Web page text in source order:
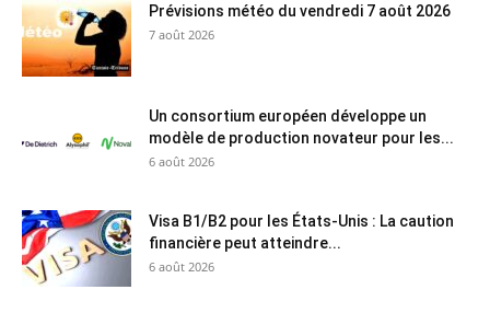
Prévisions météo du vendredi 7 août 2026
7 août 2026
Un consortium européen développe un
modèle de production novateur pour les...
6 août 2026
Visa B1/B2 pour les États-Unis : La caution
financière peut atteindre...
6 août 2026